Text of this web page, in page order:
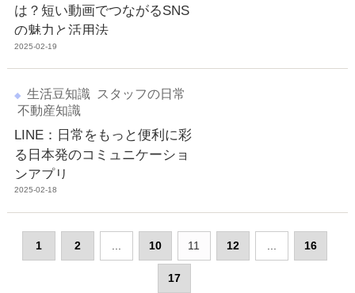
は？短い動画でつながるSNS
の魅力と活用法
2025-02-19
生活豆知識 スタッフの日常
不動産知識
LINE：日常をもっと便利に彩
る日本発のコミュニケーショ
ンアプリ
2025-02-18
1 2 ... 10 11 12 ... 16
17